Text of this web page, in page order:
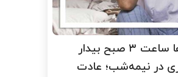
چرا بعضی شب‌ها ساعت ۳ صبح بیدار
در نیمه‌شب؛ عادت